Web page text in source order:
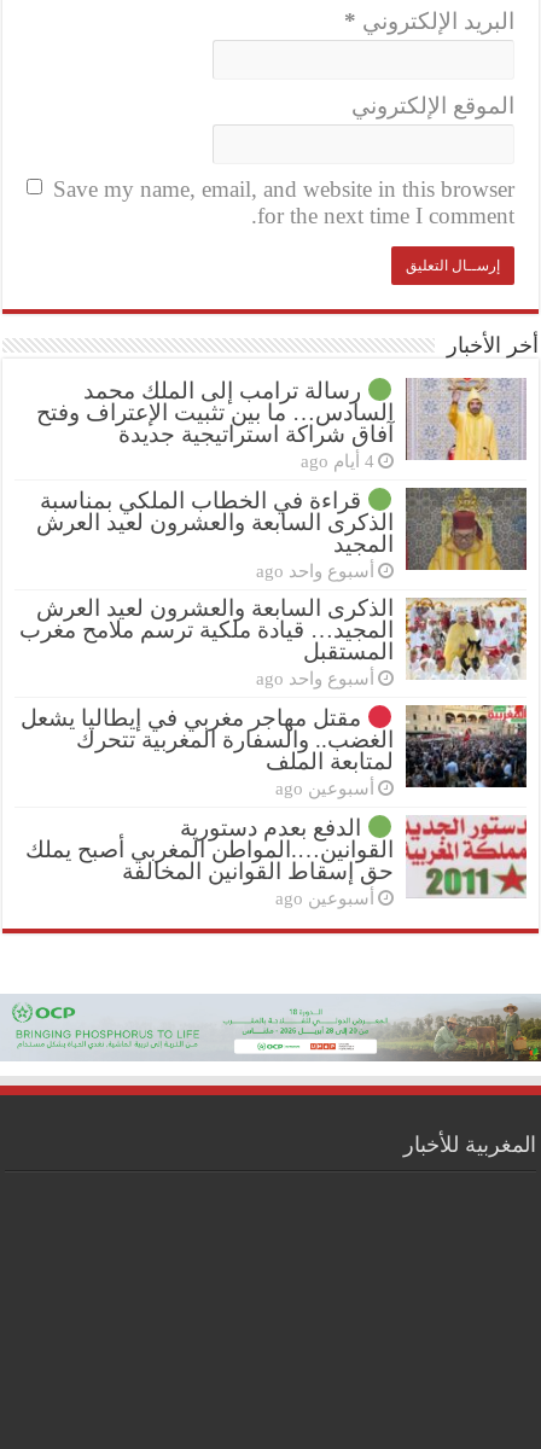
البريد الإلكتروني *
الموقع الإلكتروني
Save my name, email, and website in this browser
for the next time I comment.
أخر الأخبار
رسالة ترامب إلى الملك محمد
السادس… ما بين تثبيت الإعتراف وفتح
آفاق شراكة استراتيجية جديدة
4 أيام ago
قراءة في الخطاب الملكي بمناسبة
الذكرى السابعة والعشرون لعيد العرش
المجيد
أسبوع واحد ago
الذكرى السابعة والعشرون لعيد العرش
المجيد… قيادة ملكية ترسم ملامح مغرب
المستقبل
أسبوع واحد ago
مقتل مهاجر مغربي في إيطاليا يشعل
الغضب.. والسفارة المغربية تتحرك
لمتابعة الملف
أسبوعين ago
الدفع بعدم دستورية
القوانين….المواطن المغربي أصبح يملك
حق إسقاط القوانين المخالفة
أسبوعين ago
المغربية للأخبار